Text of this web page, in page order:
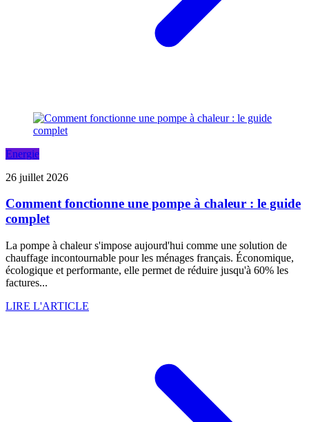
Energie
26 juillet 2026
Comment fonctionne une pompe à chaleur : le guide
complet
La pompe à chaleur s'impose aujourd'hui comme une solution de
chauffage incontournable pour les ménages français. Économique,
écologique et performante, elle permet de réduire jusqu'à 60% les
factures...
LIRE L'ARTICLE